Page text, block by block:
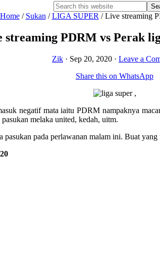
Search
this
Hide
Home / Sukan / LIGA SUPER /Live streaming
streaming PDRM vs Perak
Zik · Sep 20, 2020 · Leave a
Share this on WhatsApp
negatif mata iaitu PDRM nampaknya
melaka united, kedah, uitm.
pada perlawanan malam ini. Buat